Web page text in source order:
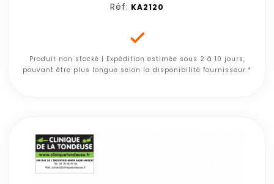
Réf: KA2120

Produit non stocké | Expédition estimée sous 2 à 10 jours,
pouvant être plus longue selon la disponibilité fournisseur.*